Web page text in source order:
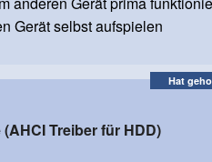
Gerät selbst aufspielen
Hat
Treiber für HDD)